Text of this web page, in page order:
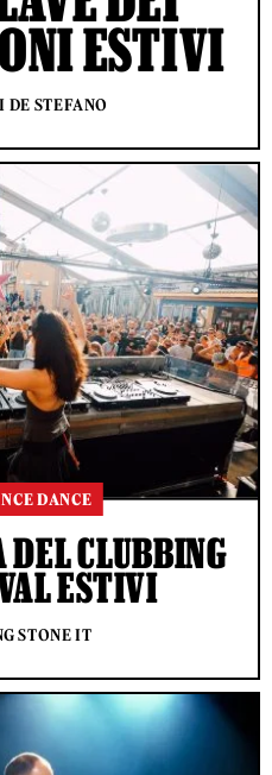
ESTIVI
STEFANO
DANCE
DEL CLUBBING
ESTIVI
STONE IT